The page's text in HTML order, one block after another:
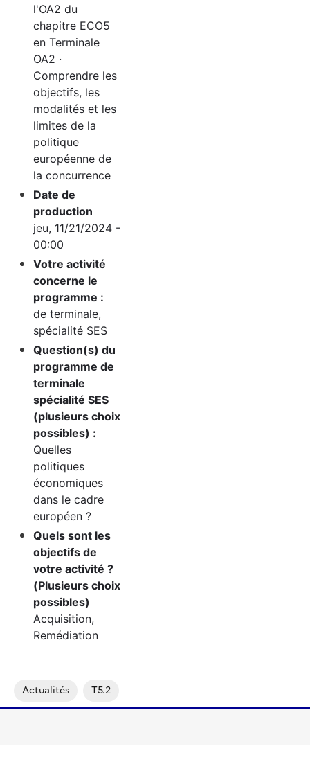
l'OA2 du
chapitre ECO5
en Terminale
OA2 ·
Comprendre les
objectifs, les
modalités et les
limites de la
politique
européenne de
la concurrence
Date de
production
jeu, 11/21/2024 -
00:00
Votre activité
concerne le
programme :
de terminale,
spécialité SES
Question(s) du
programme de
terminale
spécialité SES
(plusieurs choix
possibles) :
Quelles
politiques
économiques
dans le cadre
européen ?
Quels sont les
objectifs de
votre activité ?
(Plusieurs choix
possibles)
Acquisition,
Remédiation
Actualités T5.2